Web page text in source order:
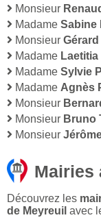
Monsieur
Madame Sabine
Monsieur
Madame
Madame Sylvie
Madame Agnès
Monsieur
Monsieur Bruno
Monsieur
Mairies
Découvrez les
de Meyreuil avec